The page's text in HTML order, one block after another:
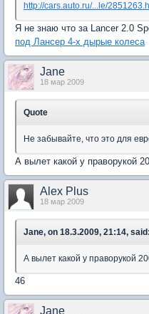
http://cars.auto.ru/...le/
Я не знаю что за Lancer 2.0
под Лансер 4-х дырые колеса
Jane
18 мар 2009
Quote
Не забывайте, что это для
А вылет какой у праворукой
Alex Plus
18 мар 2009
Jane, on 18.3.2009, 21:14, said:
А вылет какой у праворукой
46
Jane